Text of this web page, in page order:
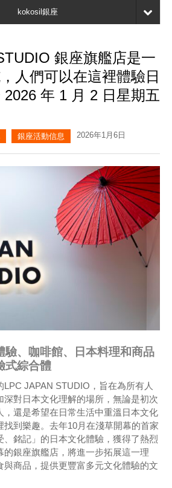
kokosil銀座
銀座旗艦店是一
人們可以在這裡體驗日
年 1 月 2 日星期五
銀座活動信息 2026年1月6日
驗、咖啡館、日本料理和商品
式綜合體
JAPAN STUDIO，旨在為所有人
深對日本文化理解的場所，無論是初次
，還是希望在日常生活中重溫日本文化
找到樂趣。去年10月在淺草開幕的首家
、銘記」的日本文化體驗，獲得了熱烈
的銀座旗艦店，將進一步拓展這一理
與商品，提供更豐富多元文化體驗的文